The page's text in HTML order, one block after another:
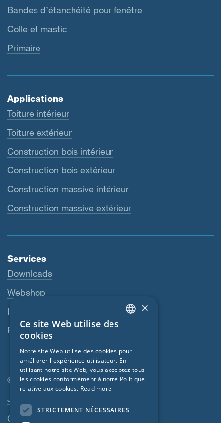
Bandes d’étanchéité pour fenêtre
Colle et mastic
Primaire
Applications
Toiture intérieur
Toiture extérieur
Construction bois intérieur
Construction bois extérieur
Construction massive intérieur
Construction massive extérieur
Services
Downloads
Webshop
Interlocuteur
Revendeurs
© SIGA 2026
Jobs
Contact
ENGLISH
FRENCH
CZECH
LATVIAN
×
Ce site Web utilise des
cookies
Notre site Web utilise des cookies pour
améliorer l'expérience utilisateur. En
utilisant notre site Web, vous acceptez tous
les cookies conformément à notre Politique
relative aux cookies. Read more
STRICTEMENT NÉCESSAIRES